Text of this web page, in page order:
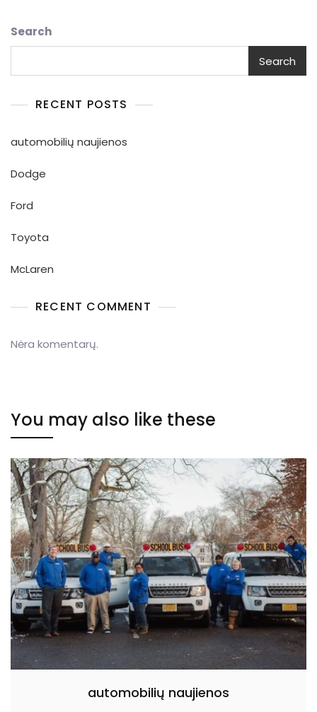
Search
Search
RECENT POSTS
automobilių naujienos
Dodge
Ford
Toyota
McLaren
RECENT COMMENT
Nėra komentarų.
You may also like these
automobilių naujienos